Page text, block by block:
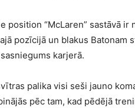
position “McLaren” sastāvā
pozīcijā un blakus Batonam
karjerā.
palika visi seši jauno
pēc tam, kad pēdējā